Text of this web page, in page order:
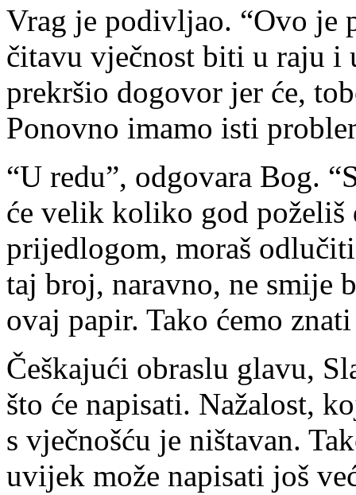
Vrag je podivljao. “Ovo je
čitavu vječnost biti u raju i
prekršio dogovor jer će,
Ponovno imamo isti
“U redu”, odgovara Bog.
će velik koliko god poželiš
prijedlogom, moraš
taj broj, naravno, ne smije
ovaj papir. Tako ćemo
Češkajući obraslu glavu,
što će napisati. Nažalost,
s vječnošću je ništavan.
uvijek može napisati još